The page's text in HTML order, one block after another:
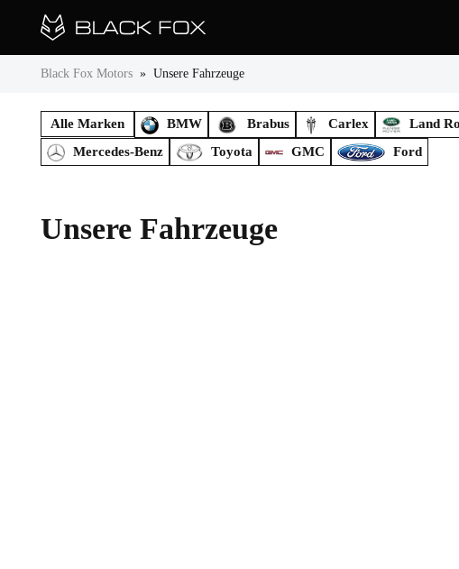
Black Fox Motors » Unsere Fahrzeuge
Alle Marken BMW Brabus Carlex Land
Mercedes-Benz
Toyota GMC Ford
Unsere Fahrzeuge